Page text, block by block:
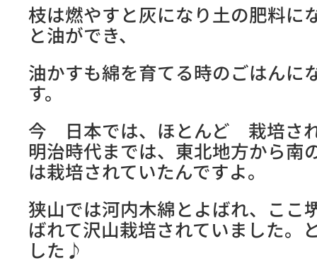
枝は燃やすと灰になり土の肥料に
と油ができ、
油かすも綿を育てる時のごはんに
す。
今 日本では、ほとんど 栽培さ
明治時代までは、東北地方から南
は栽培されていたんですよ。
狭山では河内木綿とよばれ、ここ
ばれて沢山栽培されていました。
した♪